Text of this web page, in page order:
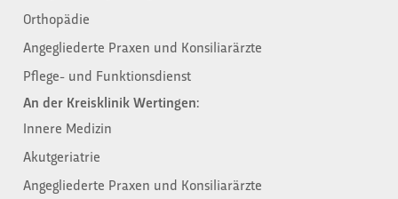
Orthopädie
Angegliederte Praxen und Konsiliarärzte
Pflege- und Funktionsdienst
An der Kreisklinik Wertingen:
Innere Medizin
Akutgeriatrie
Angegliederte Praxen und Konsiliarärzte